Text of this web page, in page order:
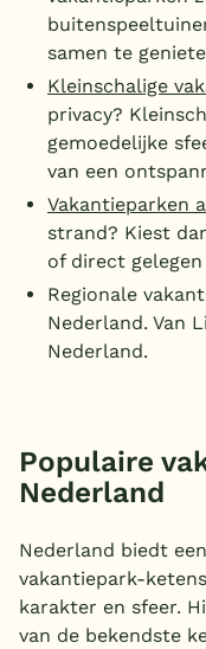
samen te
Kleinschalige
privacy?
gemoedelijke
van een
Vakantieparken
strand? Kiest
of direct
Regionale
Nederland. Van
Nederland.
Populaire
Nederland
Nederland biedt
vakantiepark-
karakter en sfeer.
van de bekendste